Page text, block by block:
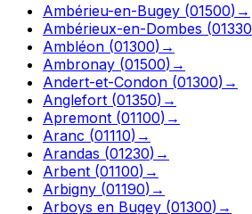
Ambérieu-en-Bugey (01500) →
Ambérieux-en-Dombes (01330
Ambléon (01300) →
Ambronay (01500) →
Andert-et-Condon (01300) →
Anglefort (01350) →
Apremont (01100) →
Aranc (01110) →
Arandas (01230) →
Arbent (01100) →
Arbigny (01190) →
Arboys en Bugey (01300) →